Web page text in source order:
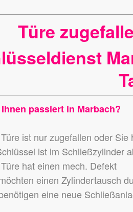
Türe
passiert in Marbach?
ist nur zugefallen oder
ist im Schließzylinder
hat einen mech. Defekt
einen Zylindertausch
eine neue